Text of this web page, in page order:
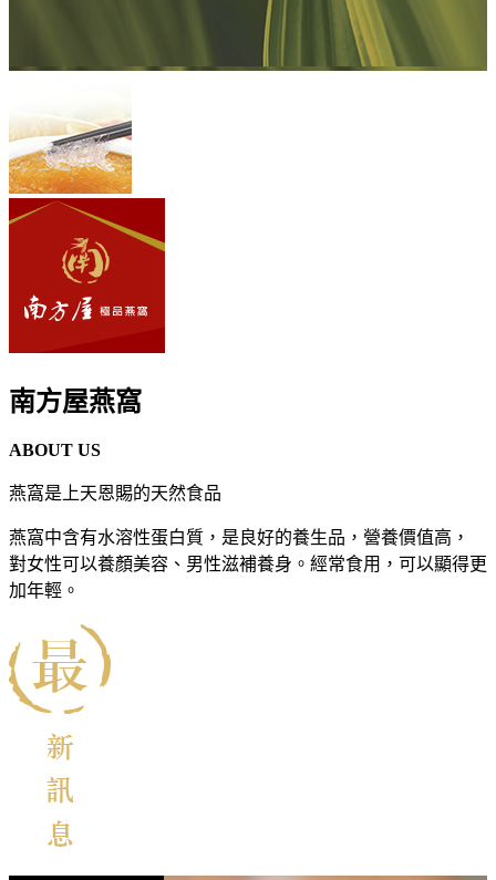
南方屋燕窩
ABOUT US
燕窩是上天恩賜的天然食品
燕窩中含有水溶性蛋白質，是良好的養生品，營養價值高，
對女性可以養顏美容、男性滋補養身。經常食用，可以顯得更
加年輕。